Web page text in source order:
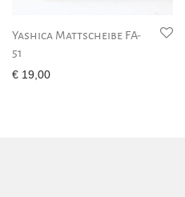
Yashica Mattscheibe FA-
51
€ 19,00